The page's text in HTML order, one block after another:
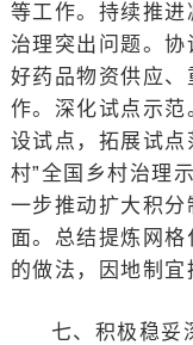
等工作。持续推
治理突出问题。
好药品物资供应
作。深化试点示
设试点，拓展试点
村”全国乡村治理
一步推动扩大积
面。总结提炼网
的做法，因地制宜
七、积极稳妥